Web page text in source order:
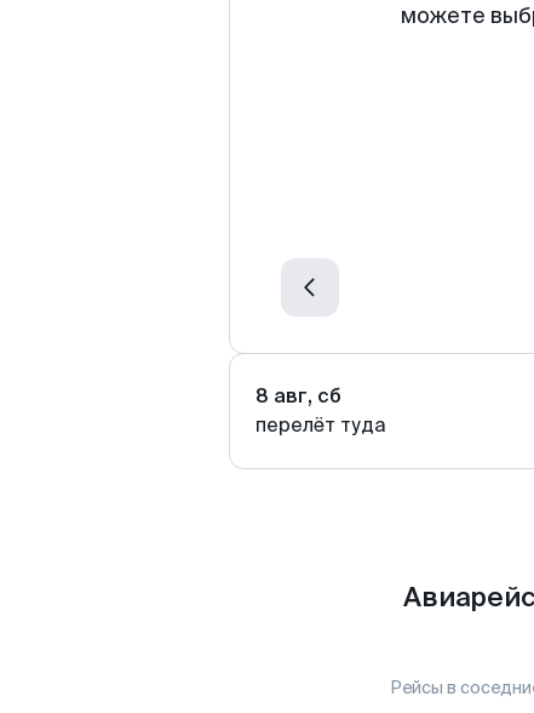
можете
8 авг, сб
перелёт туда
Рейсы в